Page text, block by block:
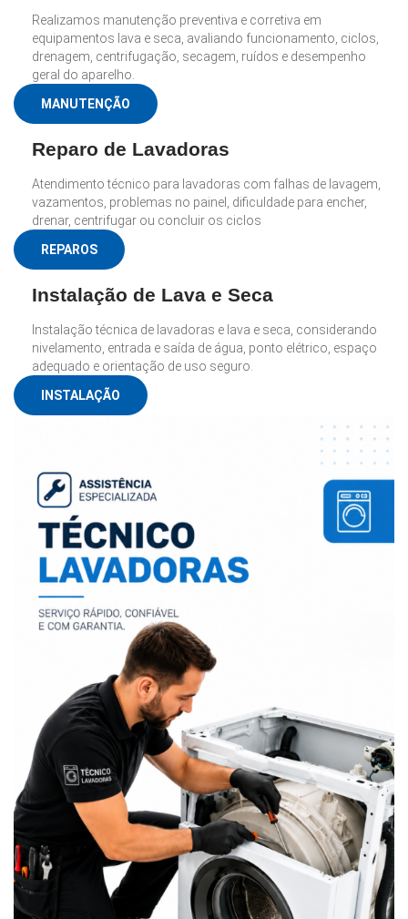
Realizamos manutenção preventiva e corretiva em
equipamentos lava e seca, avaliando funcionamento, ciclos,
drenagem, centrifugação, secagem, ruídos e desempenho
geral do aparelho.
MANUTENÇÃO
Reparo de Lavadoras
Atendimento técnico para lavadoras com falhas de lavagem,
vazamentos, problemas no painel, dificuldade para encher,
drenar, centrifugar ou concluir os ciclos
REPAROS
Instalação de Lava e Seca
Instalação técnica de lavadoras e lava e seca, considerando
nivelamento, entrada e saída de água, ponto elétrico, espaço
adequado e orientação de uso seguro.
INSTALAÇÃO